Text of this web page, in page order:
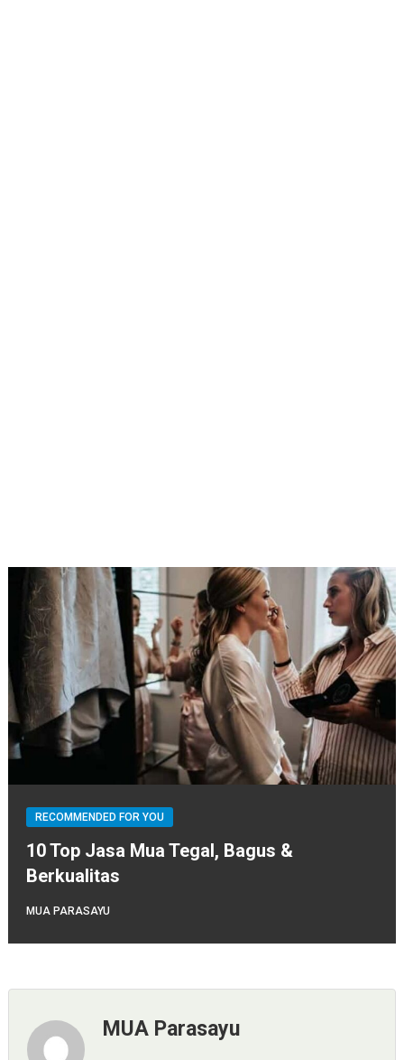
RECOMMENDED FOR YOU
10 Top Jasa Mua Tegal, Bagus &
Berkualitas
MUA PARASAYU
MUA Parasayu